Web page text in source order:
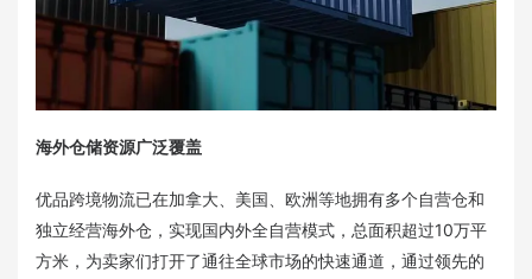
海外仓储资源广泛覆盖
优品跨境物流已在加拿大、美国、欧洲等地拥有多个自营仓和
独立经营海外仓，实现国内外全自营模式，总面积超过10万平
方米，为卖家们打开了通往全球市场的快速通道，通过领先的